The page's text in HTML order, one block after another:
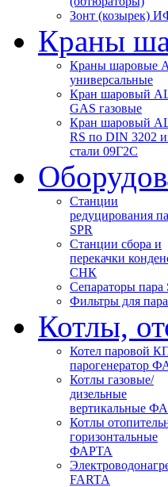
Зонт (козырек)
Краны
Краны шаровые
универсальные
Кран шаровый
GAS газовые
Кран шаровый
RS по DIN 3202
стали 09Г2С
Станции
редуцирования
SPR
Станции сбора и
перекачки
СНК
Сепараторы пара
Фильтры для
Котлы,
Котел паровой
парогенератор
Котлы газовые/
дизельные
вертикальные
Котлы
горизонтальные
ФАРТА
FARTA